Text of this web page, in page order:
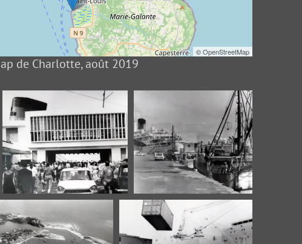
©OpenStreetMap
de Charlotte, août 2019
Fonds Pierret 224 Ancienne
Gare Maritime
Fonds Pierret 228 Quais
Ferdinand de Lesseps